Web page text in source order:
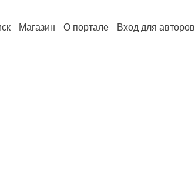
Магазин О портале Вход для авторов